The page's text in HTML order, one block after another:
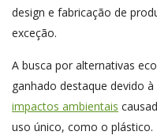
design e fabricação de
exceção.
A busca por alternativas
ganhado destaque devido à
impactos ambientais
uso único, como o